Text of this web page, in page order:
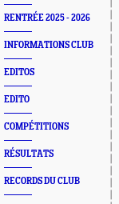
RENTRÉE 2025 - 2026
INFORMATIONS CLUB
EDITOS
EDITO
COMPÉTITIONS
RÉSULTATS
RECORDS DU CLUB